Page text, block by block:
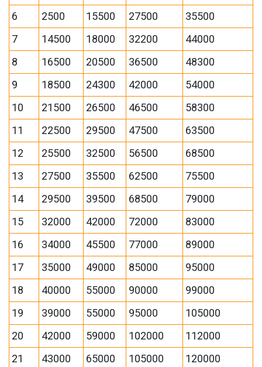
6
2500 15500 27500
35500
7
14500 18000 32200
44000
8
16500 20500 36500
48300
9
18500 24300 42000
54000
10
21500 26500 46500
58300
11
22500 29500 47500
63500
12
25500 32500 56500
68500
13
27500 35500 62500
75500
14
29500 39500 68500
79000
15
32000 42000 72000
83000
16
34000 45500 77000
89000
17
35000 49000 85000
95000
18
40000 55000 90000
99000
19
39000 55000 95000
105000
20
42000 59000 102000
112000
21
43000 65000 105000
120000